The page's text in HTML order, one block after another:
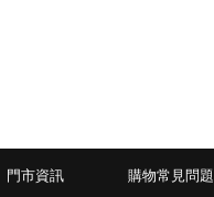
門市資訊 購物常見問題